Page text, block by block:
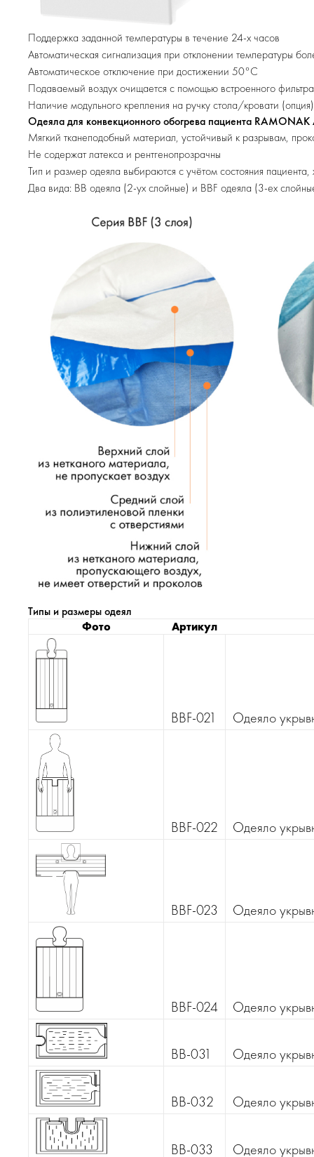
Поддержка заданной температуры в течение 24-х часов
Автоматическая сигнализация при отклонении температуры
Автоматическое отключение при достижении 50°С
Подаваемый воздух очищается с помощью встроенного
Наличие модульного крепления на ручку стола/кровати (опция)
Одеяла для конвекционного обогрева пациента RAMONAK
Мягкий тканеподобный материал, устойчивый к разрывам,
Не содержат латекса и рентгенопрозрачны
Тип и размер одеяла выбираются с учётом состояния
Два вида: BB одеяла (2-ух слойные) и BBF одеяла (3-ех
Типы и размеры одеял
Фото
Артикул
BBF-021 Одеяло
BBF-022 Одеяло
BBF-023 Одеяло
BBF-024 Одеяло
BB-031 Одеяло
BB-032 Одеяло
BB-033 Одеяло